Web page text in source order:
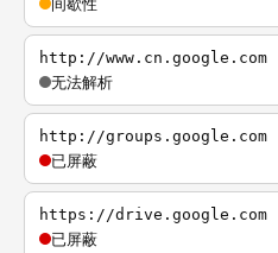
http://www.cn.google.com
无法解析
http://groups.google.com
已屏蔽
https://drive.google.com
已屏蔽